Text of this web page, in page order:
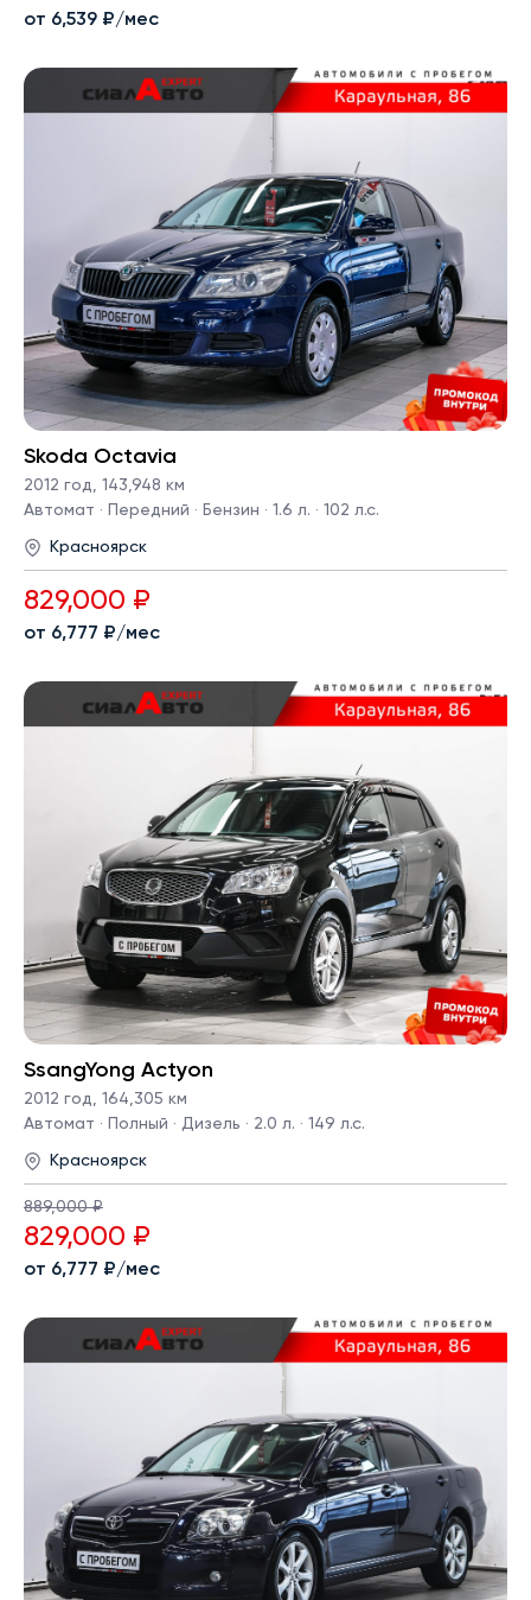
от 6,539 ₽/мес
Skoda Octavia
2012 год, 143,948 км
Автомат · Передний · Бензин · 1.6 л. · 102 л.с.
Красноярск
829,000 ₽
от 6,777 ₽/мес
SsangYong Actyon
2012 год, 164,305 км
Автомат · Полный · Дизель · 2.0 л. · 149 л.с.
Красноярск
889,000 ₽
829,000 ₽
от 6,777 ₽/мес